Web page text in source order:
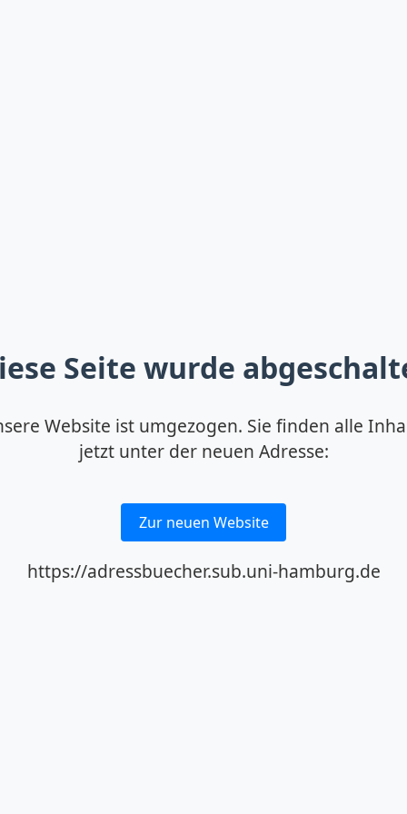
Seite wurde
Website ist umgezogen. Sie finden alle
jetzt unter der neuen Adresse:
Zur neuen Website
https://adressbuecher.sub.uni-hamburg.de